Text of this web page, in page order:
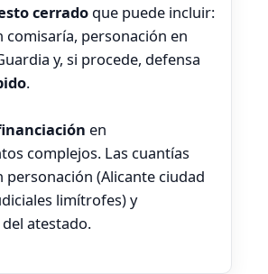
cerrado que puede incluir:
comisaría, personación en
y, si procede, defensa
.
en
complejos. Las cuantías
personación (Alicante ciudad
limítrofes) y
atestado.